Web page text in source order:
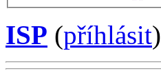
ISP (příhlásit)